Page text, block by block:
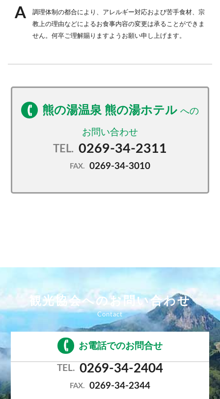
調理体制の都合により、アレルギー対応および苦手食材、宗
教上の理由などによるお食事内容の変更は承ることができま
せん。何卒ご理解賜りますようお願い申し上げます。
熊の湯温泉 熊の湯ホテル
TEL. 0269-34-2311
FAX. 0269-34-3010
観光協会へのお問い合わせ
お電話でのお問合せ
TEL. 0269-34-2404
FAX. 0269-34-2344